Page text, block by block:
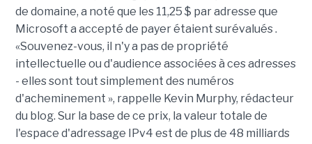
de domaine, a noté que les 11,25 $ par adresse que
Microsoft a accepté de payer étaient surévalués .
«Souvenez-vous, il n'y a pas de propriété
intellectuelle ou d'audience associées à ces adresses
- elles sont tout simplement des numéros
d'acheminement », rappelle Kevin Murphy, rédacteur
du blog. Sur la base de ce prix, la valeur totale de
l'espace d'adressage IPv4 est de plus de 48 milliards